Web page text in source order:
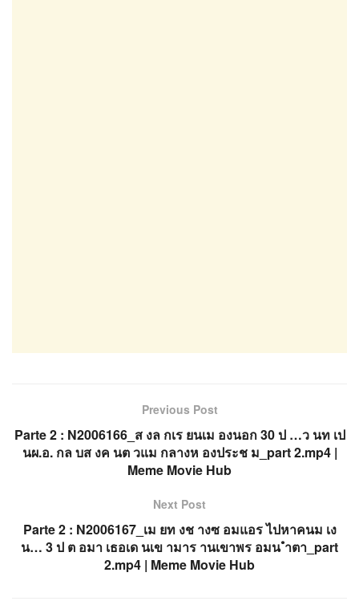
Previous Post
Parte 2 : N2006166_ส งล กเร ยนเม องนอก 30 ป …ว นท เป
นผ.อ. กล บส งค นต วแม กลางห องประช ม_part 2.mp4 |
Meme Movie Hub
Next Post
Parte 2 : N2006167_เม ยท งช างซ อมแอร ไปหาคนม เง
น… 3 ป ต อมา เธอเด นเข ามาร านเขาพร อมน ำตา_part
2.mp4 | Meme Movie Hub